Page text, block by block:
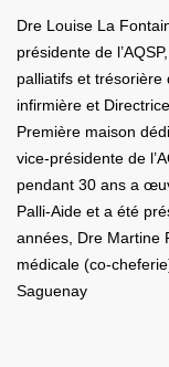
Dre Louise La
présidente de
palliatifs et trésorière
infirmière et
Première maison
vice-présidente de
pendant 30 ans a
Palli-Aide et a été
années, Dre Martine
médicale (co-
Saguenay